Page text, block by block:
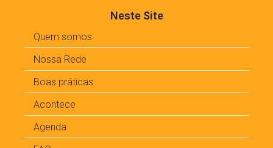
Neste Site
Quem somos
Nossa Rede
Boas práticas
Acontece
Agenda